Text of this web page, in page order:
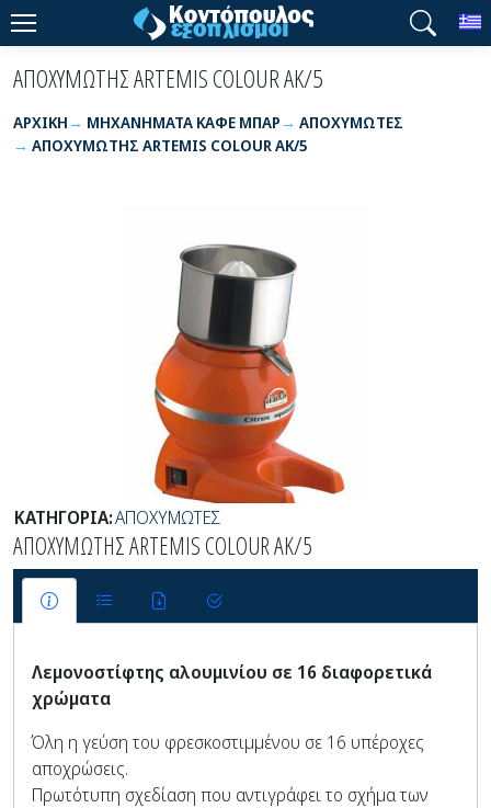
ΑΠΟΧΥΜΩΤΗΣ ARTEMIS COLOUR AΚ/5
ΑΡΧΙΚΉ ΜΗΧΑΝΗΜΑΤΑ ΚΑΦΕ ΜΠΑΡ
ΑΠΟΧΥΜΩΤΕΣ
ΑΠΟΧΥΜΩΤΗΣ ARTEMIS COLOUR AΚ/5
ΚΑΤΗΓΟΡΙΑ:ΑΠΟΧΥΜΩΤΕΣ
ΑΠΟΧΥΜΩΤΗΣ ARTEMIS COLOUR AΚ/5
Λεμονοστίφτης αλουμινίου σε 16 διαφορετικά
χρώματα
Όλη η γεύση του φρεσκοστιμμένου σε 16 υπέροχες
αποχρώσεις.
Πρωτότυπη σχεδίαση που αντιγράφει το σχήμα των